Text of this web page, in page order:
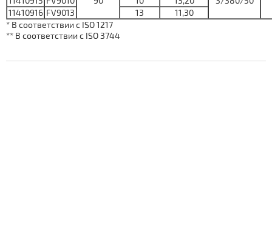
11410916 FV9013 13
11,30
* В соответствии с ISO 1217
** В соответствии с ISO 3744